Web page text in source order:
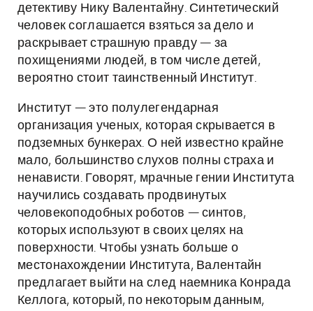
детективу Нику Валентайну. Синтетический
человек соглашается взяться за дело и
раскрывает страшную правду — за
похищениями людей, в том числе детей,
вероятно стоит таинственный Институт.
Институт — это полулегендарная
организация ученых, которая скрывается в
подземных бункерах. О ней известно крайне
мало, большинство слухов полны страха и
ненависти. Говорят, мрачные гении Института
научились создавать продвинутых
человекоподобных роботов — синтов,
которых используют в своих целях на
поверхности. Чтобы узнать больше о
местонахождении Института, Валентайн
предлагает выйти на след наемника Конрада
Келлога, который, по некоторым данным,